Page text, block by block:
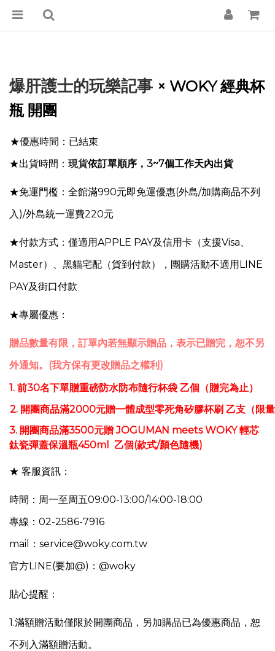
爆肝護士的玩樂記事 × WOKY 經典杯
瓶 開團
★優惠時間：已結束
★出貨時間： 現貨依訂單順序，3~7個工作天內出貨
★免運門檻：全館滿990元即免運優惠(外島/加購商品不列
入)/外島統一運費220元
★付款方式：僅適用APPLE PAY及信用卡（支援Visa、
Master）、黑貓宅配（貨到付款），團購活動不適用LINE
PAY及街口付款
★專屬優惠：
贈品數量有限，訂單內若無顯示贈品，表示已贈完，恕不另
外通知。(我方保有更改贈品之權利)
1. 前30名下單贈重磅防水防布隨行杯袋 乙個（贈完為止）
2. 開團商品滿2000元贈一體成型零死角矽膠杯刷 乙支 （限
3. 開團商品滿3500元贈 JOGUMAN meets WOKY 輕芯
鈦瓷彈蓋保溫瓶450ml 乙個(款式/顏色隨機)​
★ 客服資訊：
時間：周一至周五09:00-13:00/14:00-18:00
專線：02-2586-7916
mail：service@woky.com.tw
官方LINE(要加@)：@woky
貼心提醒：
1.滿額贈活動僅限於開團商品，另加購品已為優惠商品，恕
不列入滿額贈活動。